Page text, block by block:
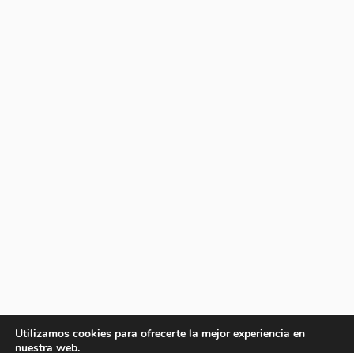
Utilizamos cookies para ofrecerte la mejor experiencia en
nuestra web.